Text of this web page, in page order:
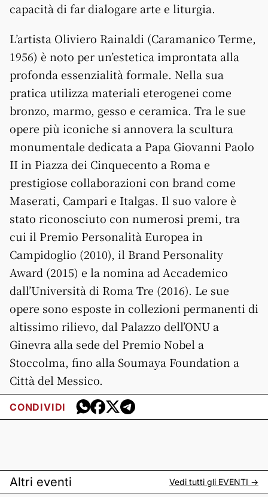
capacità di far dialogare arte e liturgia.
L’artista Oliviero Rainaldi (Caramanico Terme,
1956) è noto per un’estetica improntata alla
profonda essenzialità formale. Nella sua
pratica utilizza materiali eterogenei come
bronzo, marmo, gesso e ceramica. Tra le sue
opere più iconiche si annovera la scultura
monumentale dedicata a Papa Giovanni Paolo
II in Piazza dei Cinquecento a Roma e
prestigiose collaborazioni con brand come
Maserati, Campari e Italgas. Il suo valore è
stato riconosciuto con numerosi premi, tra
cui il Premio Personalità Europea in
Campidoglio (2010), il Brand Personality
Award (2015) e la nomina ad Accademico
dall’Università di Roma Tre (2016). Le sue
opere sono esposte in collezioni permanenti di
altissimo rilievo, dal Palazzo dell’ONU a
Ginevra alla sede del Premio Nobel a
Stoccolma, fino alla Soumaya Foundation a
Città del Messico.
CONDIVIDI
Altri eventi Vedi tutti gli EVENTI ->